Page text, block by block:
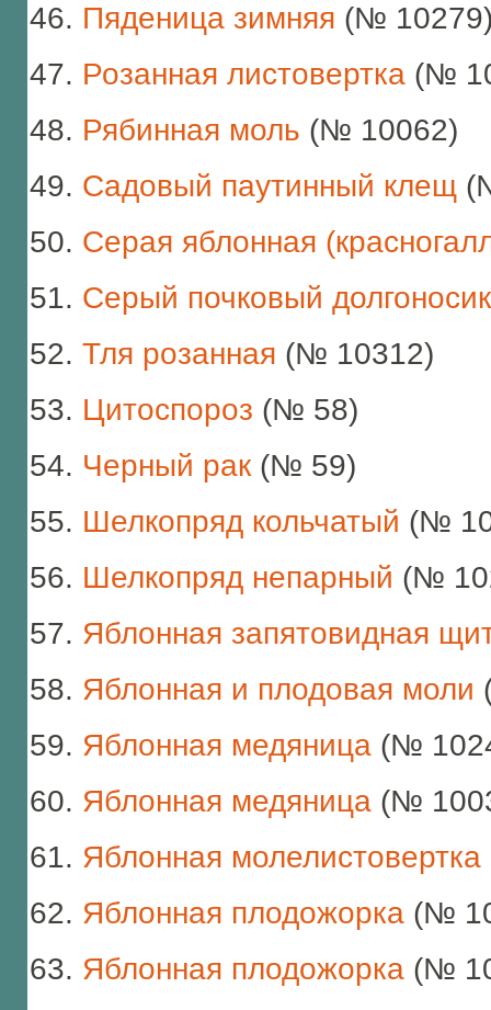
Пяденица зимняя (№
Розанная листовертка (№
Рябинная моль (№ 10062)
Садовый паутинный клещ
Серая яблонная
Серый почковый долгоносик
Тля розанная (№ 10312)
Цитоспороз (№ 58)
Черный рак (№ 59)
Шелкопряд кольчатый (№
Шелкопряд непарный (№
Яблонная запятовидная
Яблонная и плодовая моли
Яблонная медяница (№
Яблонная медяница (№
Яблонная молелистовертка
Яблонная плодожорка (№
Яблонная плодожорка (№